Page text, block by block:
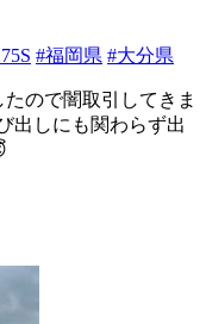
#福岡県 #大分県
ので闇取引してきま
出しにも関わらず出